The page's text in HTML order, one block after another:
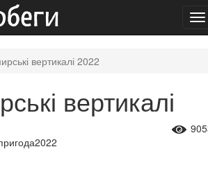
вертикалі 2022
вертикалі